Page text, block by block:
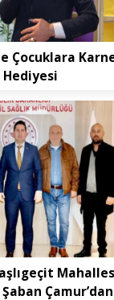
Çocuklara
Hediyesi
Çamur’dan